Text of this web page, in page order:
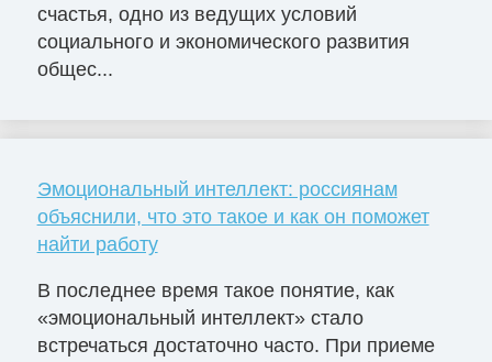
счастья, одно из ведущих условий
социального и экономического развития
общес...
Эмоциональный интеллект: россиянам
объяснили, что это такое и как он поможет
найти работу
В последнее время такое понятие, как
«эмоциональный интеллект» стало
встречаться достаточно часто. При приеме